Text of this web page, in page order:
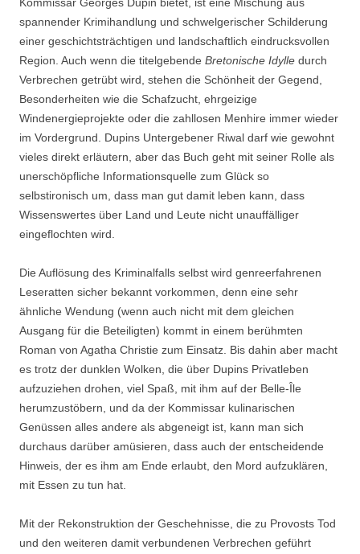
spannender Krimihandlung und schwelgerischer Schilderung
einer geschichtsträchtigen und landschaftlich eindrucksvollen
Region. Auch wenn die titelgebende Bretonische Idylle durch
Verbrechen getrübt wird, stehen die Schönheit der Gegend,
Besonderheiten wie die Schafzucht, ehrgeizige
Windenergieprojekte oder die zahllosen Menhire immer wieder
im Vordergrund. Dupins Untergebener Riwal darf wie gewohnt
vieles direkt erläutern, aber das Buch geht mit seiner Rolle als
unerschöpfliche Informationsquelle zum Glück so
selbstironisch um, dass man gut damit leben kann, dass
Wissenswertes über Land und Leute nicht unauffälliger
eingeflochten wird.
Die Auflösung des Kriminalfalls selbst wird genreerfahrenen
Leseratten sicher bekannt vorkommen, denn eine sehr
ähnliche Wendung (wenn auch nicht mit dem gleichen
Ausgang für die Beteiligten) kommt in einem berühmten
Roman von Agatha Christie zum Einsatz. Bis dahin aber macht
es trotz der dunklen Wolken, die über Dupins Privatleben
aufzuziehen drohen, viel Spaß, mit ihm auf der Belle-Île
herumzustöbern, und da der Kommissar kulinarischen
Genüssen alles andere als abgeneigt ist, kann man sich
durchaus darüber amüsieren, dass auch der entscheidende
Hinweis, der es ihm am Ende erlaubt, den Mord aufzuklären,
mit Essen zu tun hat.
Mit der Rekonstruktion der Geschehnisse, die zu Provosts Tod
und den weiteren damit verbundenen Verbrechen geführt